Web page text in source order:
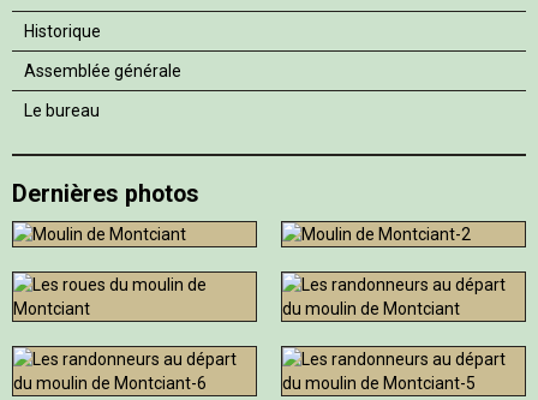
Historique
Assemblée générale
Le bureau
Dernières photos